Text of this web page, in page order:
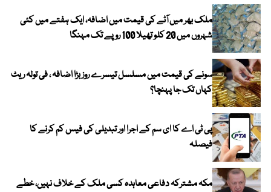
ملک بھر میں آٹے کی قیمت میں اضافہ، ایک ہفتے میں کئی
شہروں میں 20 کلو تھیلا 100 روپے تک مہنگا
سونے کی قیمت میں مسلسل تیسرے روز بڑا اضافہ ، فی تولہ ریٹ
کہاں تک جا پہنچا؟
پی ٹی اے کا ای سم کے اجرا اور تبدیلی کی فیس کم کرنے کا
فیصلہ
مکہ مشترکہ دفاعی معاہدہ کسی ملک کے خلاف نہیں، خطے